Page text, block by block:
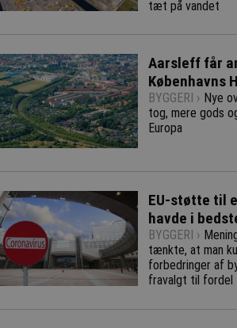
tæt på vandet
Aarsleff får
Københavns
BYGGERI › Nye
tog, mere gods
Europa
EU-støtte til
havde i
BYGGERI ›
tænkte, at man
forbedringer af
fravalgt til fordel